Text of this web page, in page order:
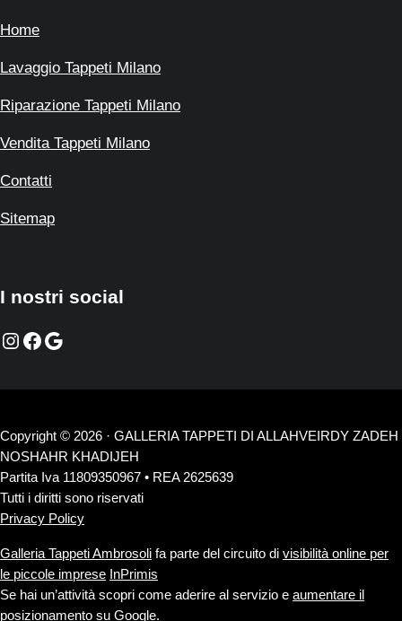
Home
Lavaggio Tappeti Milano
Riparazione Tappeti Milano
Vendita Tappeti Milano
Contatti
Sitemap
I nostri social
Instagram
Facebook
Google
Copyright © 2026 · GALLERIA TAPPETI DI ALLAHVEIRDY ZADEH
NOSHAHR KHADIJEH
Partita Iva 11809350967 • REA 2625639
Tutti i diritti sono riservati
Privacy Policy
Galleria Tappeti Ambrosoli fa parte del circuito divisibilità online per
le piccole imprese InPrimis
Se hai un’attività scopri come aderire al servizio eaumentare il
posizionamento su Google.